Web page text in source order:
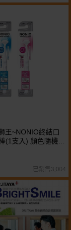
王~NONIO終結口
(1支入) 顏色隨機出
已銷售3,004